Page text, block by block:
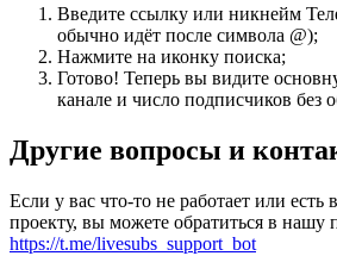
Введите ссылку или никнейм
обычно идёт после символа @);
Нажмите на иконку поиска;
Готово! Теперь вы видите
канале и число подписчиков без
Другие вопросы и
Если у вас что-то не работает или
проекту, вы можете обратиться в
https://t.me/livesubs_support_bot